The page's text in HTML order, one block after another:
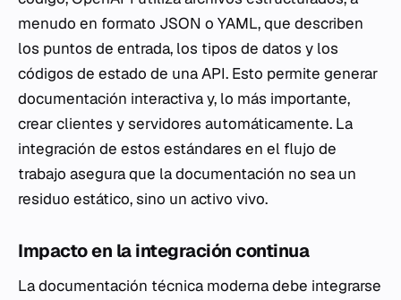
menudo en formato JSON o YAML, que describen
los puntos de entrada, los tipos de datos y los
códigos de estado de una API. Esto permite generar
documentación interactiva y, lo más importante,
crear clientes y servidores automáticamente. La
integración de estos estándares en el flujo de
trabajo asegura que la documentación no sea un
residuo estático, sino un activo vivo.
Impacto en la integración continua
La documentación técnica moderna debe integrarse